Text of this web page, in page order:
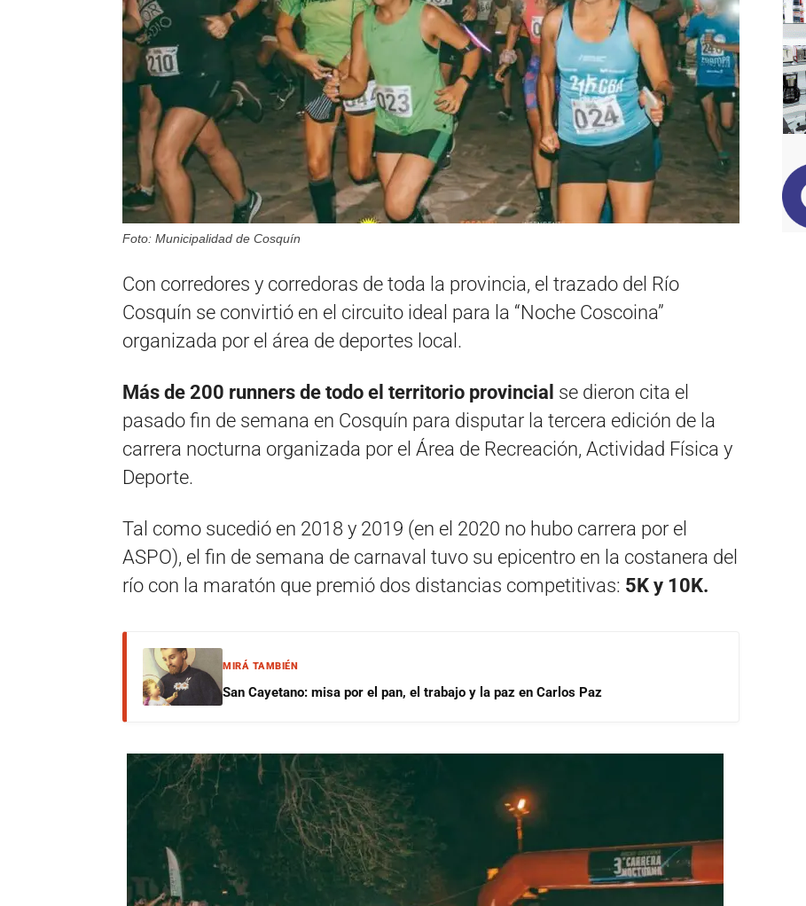
Foto: Municipalidad de Cosquín
Con corredores y corredoras de toda la provincia, el trazado del Río
Cosquín se convirtió en el circuito ideal para la “Noche Coscoina”
organizada por el área de deportes local.
Más de 200 runners de todo el territorio provincial se dieron cita el
pasado fin de semana en Cosquín para disputar la tercera edición de la
carrera nocturna organizada por el Área de Recreación, Actividad Física y
Deporte.
Tal como sucedió en 2018 y 2019 (en el 2020 no hubo carrera por el
ASPO), el fin de semana de carnaval tuvo su epicentro en la costanera del
río con la maratón que premió dos distancias competitivas: 5K y 10K.
MIRÁ TAMBIÉN
San Cayetano: misa por el pan, el trabajo y la paz en Carlos Paz